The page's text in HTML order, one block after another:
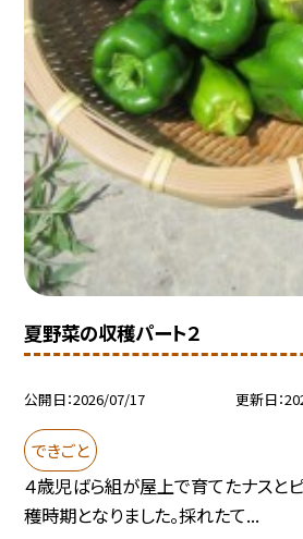
夏野菜の収穫パート２
公開日 2026/07/17 更新日
できごと
４歳児ばら組が屋上で育てたナスと
穫時期となりました。採れたて...